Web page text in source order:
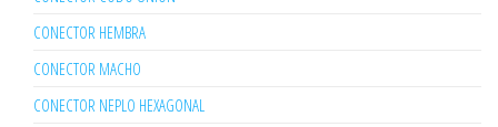
CONECTOR HEMBRA
CONECTOR MACHO
CONECTOR NEPLO HEXAGONAL